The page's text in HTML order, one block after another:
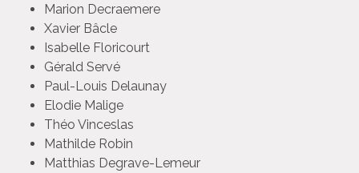
Marion Decraemere
Xavier Bâcle
Isabelle Floricourt
Gérald Servé
Paul-Louis Delaunay
Elodie Malige
Théo Vinceslas
Mathilde Robin
Matthias Degrave-Lemeur